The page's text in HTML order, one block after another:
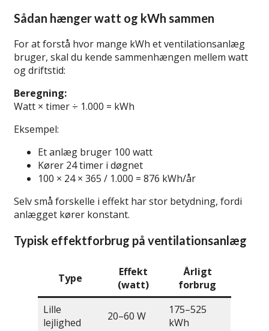
Sådan hænger watt og kWh sammen
For at forstå hvor mange kWh et ventilationsanlæg
bruger, skal du kende sammenhængen mellem watt
og driftstid:
Beregning:
Watt × timer ÷ 1.000 = kWh
Eksempel:
Et anlæg bruger 100 watt
Kører 24 timer i døgnet
100 × 24 × 365 / 1.000 = 876 kWh/år
Selv små forskelle i effekt har stor betydning, fordi
anlægget kører konstant.
Typisk effektforbrug på ventilationsanlæg
Type
Effekt
(watt)
Årligt
forbrug
Lille
lejlighed
20–60 W
175–525
kWh